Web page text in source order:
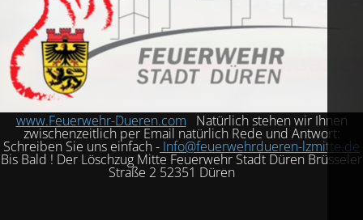
www.Feuerwehr-Dueren.com Natürlich stehen wir Ihnen
zwischenzeitlich per Email natürlich Rede und Antwort:
Schreiben Sie uns einfach - Info@feuerwehrdueren-lzmitte.de
Bis Bald ! Der Löschzug Mitte Feuerwehr Stadt Düren Brüsseler
Straße 2 52351 Düren